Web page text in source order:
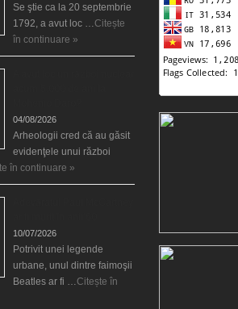
Se ştie ca la 20 septembrie
1792, a avut loc …Citește
în continuare »
04/08/2026
Arheologii cred că au găsit
evidenţele unui război
în continuare »
10/07/2026
Potrivit unei legende
urbane, unul dintre faimoşii
Beatles ar fi …Citește în